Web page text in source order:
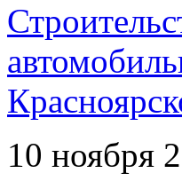
10 ноября